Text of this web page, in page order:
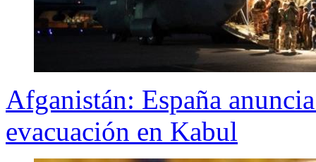
Afganistán: España
evacuación en Kabul